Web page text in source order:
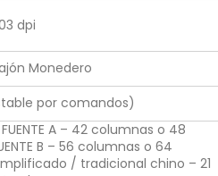
dpi
Monedero
por comandos)
A – 42 columnas o 48
B – 56 columnas o 64
/ tradicional chino – 21